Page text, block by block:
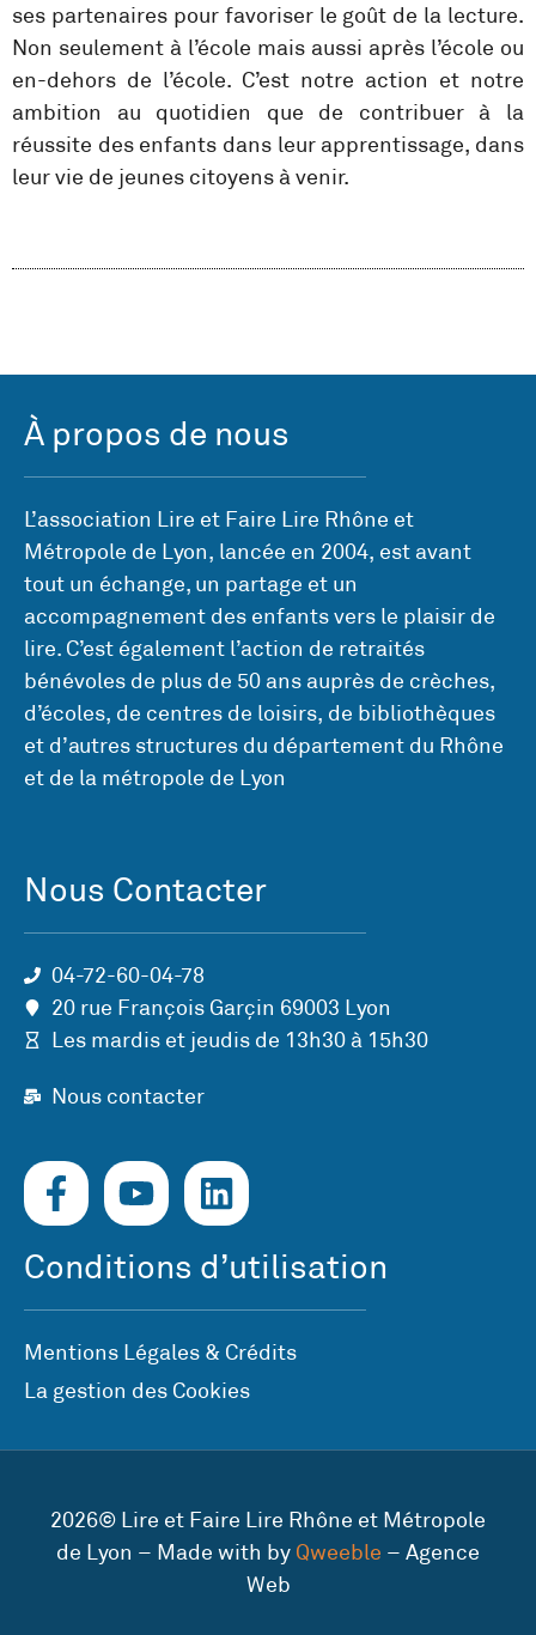
ses partenaires pour favoriser le goût de la lecture.
Non seulement à l’école mais aussi après l’école ou
en-dehors de l’école. C’est notre action et notre
ambition au quotidien que de contribuer à la
réussite des enfants dans leur apprentissage, dans
leur vie de jeunes citoyens à venir.
À propos de nous
L’association Lire et Faire Lire Rhône et
Métropole de Lyon, lancée en 2004, est avant
tout un échange, un partage et un
accompagnement des enfants vers le plaisir de
lire. C’est également l’action de retraités
bénévoles de plus de 50 ans auprès de crèches,
d’écoles, de centres de loisirs, de bibliothèques
et d’autres structures du département du Rhône
et de la métropole de Lyon
Nous Contacter
04-72-60-04-78
20 rue François Garçin 69003 Lyon
Les mardis et jeudis de 13h30 à 15h30
Nous contacter
Conditions d’utilisation
Mentions Légales & Crédits
La gestion des Cookies
2026© Lire et Faire Lire Rhône et Métropole
de Lyon – Made with by Qweeble – Agence
Web